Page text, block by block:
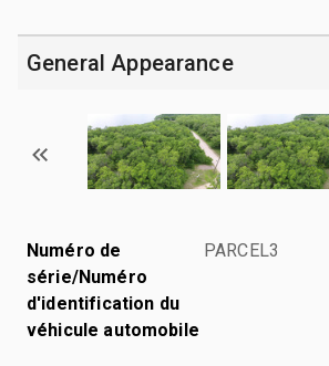
General Appearance
Numéro de
série/Numéro
d'identification du
véhicule automobile
PARCEL3